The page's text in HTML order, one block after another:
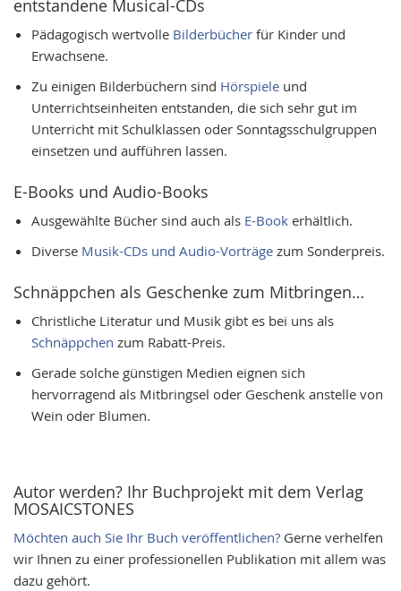
entstandene Musical-CDs
Pädagogisch wertvolle Bilderbücher für Kinder und
Erwachsene.
Zu einigen Bilderbüchern sind Hörspiele und
Unterrichtseinheiten entstanden, die sich sehr gut im
Unterricht mit Schulklassen oder Sonntagsschulgruppen
einsetzen und aufführen lassen.
E-Books und Audio-Books
Ausgewählte Bücher sind auch als E-Book erhältlich.
Diverse Musik-CDs und Audio-Vorträge zum Sonderpreis.
Schnäppchen als Geschenke zum Mitbringen…
Christliche Literatur und Musik gibt es bei uns als
Schnäppchen zum Rabatt-Preis.
Gerade solche günstigen Medien eignen sich
hervorragend als Mitbringsel oder Geschenk anstelle von
Wein oder Blumen.
Autor werden? Ihr Buchprojekt mit dem Verlag
MOSAICSTONES
Möchten auch Sie Ihr Buch veröffentlichen? Gerne verhelfen
wir Ihnen zu einer professionellen Publikation mit allem was
dazu gehört.